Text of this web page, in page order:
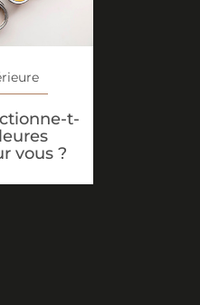
t-
vous ?